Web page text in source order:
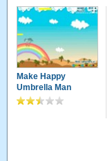
Make Happy
Umbrella Man